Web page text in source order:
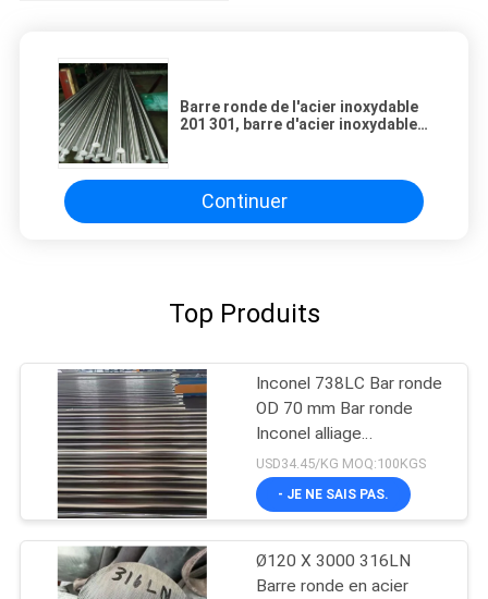
Barre ronde de l'acier inoxydable
201 301, barre d'acier inoxydable
Continuer
Top Produits
Inconel 738LC Bar ronde
OD 70 mm Bar ronde
Inconel alliage
738/738LC alliage élevé
USD34.45/KG MOQ:100KGS
- JE NE SAIS PAS.
Ø120 X 3000 316LN
Barre ronde en acier